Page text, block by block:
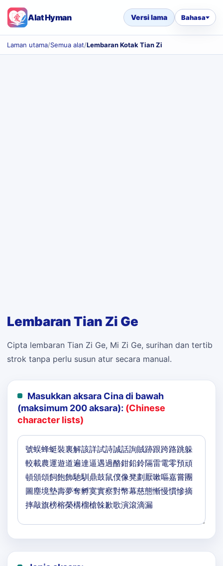
Alat Hyman Versi lama Bahasa
Laman utama/Semua alat/Lembaran Kotak Tian Zi
Lembaran Tian Zi Ge
Cipta lembaran Tian Zi Ge, Mi Zi Ge, surihan dan tertib
strok tanpa perlu susun atur secara manual.
Masukkan aksara Cina di bawah
(maksimum 200 aksara): (Chinese
character lists)